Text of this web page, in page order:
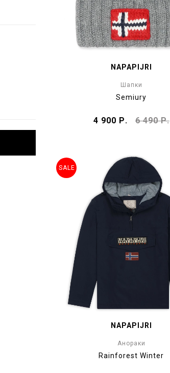
NAPAPIJRI
Шапки
Semiury
4 900 Р. 6 490 Р.
NAPAPIJRI
Анораки
Rainforest Winter
SALE